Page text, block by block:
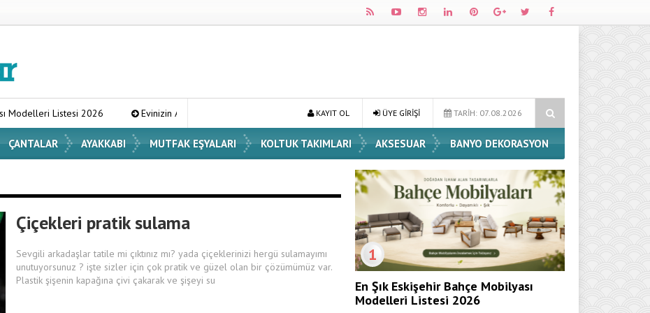
Listesi 2026 Evinizin Atmosferini Değiştirecek En Şık Vazo Modelleri ve Dekorasyon Fikirleri Dossha, Sorumlu Üretim ve Performansı Aynı
TARİH: 07.08.2026
ÜYE GİRİŞİ
KAYIT OL
ÇANTALAR AYAKKABI MUTFAK EŞYALARI KOLTUK TAKIMLARI AKSESUAR BANYO DEKORASYON
Çiçekleri pratik sulama
Sevgili arkadaşlar tatile mi çıktınız mı? yada çiçeklerinizi hergü sulamayımı
unutuyorsunuz ? işte sizler için çok pratik ve güzel olan bir çözümümüz var.
Plastik şişenin kapağına çivi çakarak ve şişeyi su
1
En Şık Eskişehir Bahçe Mobilyası
Modelleri Listesi 2026